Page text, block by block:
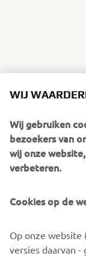
WIJ
Wij gebruiken
bezoekers van
wij onze
verbeteren.
Cookies op de
Op onze website
versies daarvan -